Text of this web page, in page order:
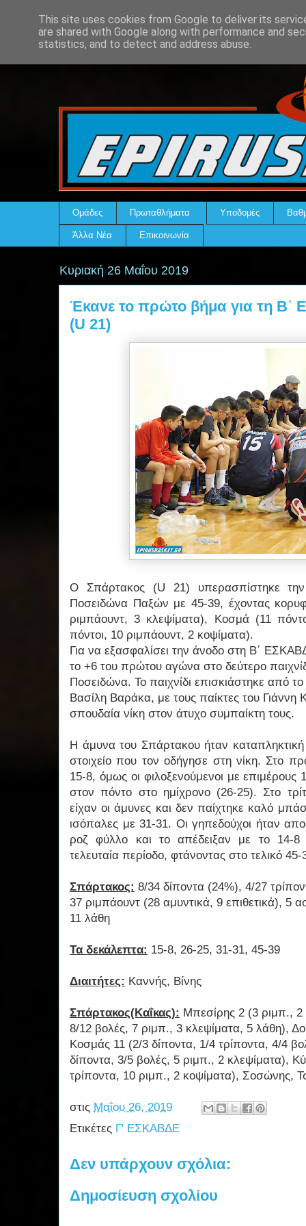
Ομάδες Πρωταθλήματα Υποδομές
Άλλα Νέα Επικοινωνία
Κυριακή 26 Μαΐου 2019
Έκανε το πρώτο βήμα για τη
(U 21)
Ο Σπάρτακος (U 21) υπερασπίστηκε
Ποσειδώνα Παξών με 45-39, έχοντας
ριμπάουντ, 3 κλεψίματα), Κοσμά (11
πόντοι, 10 ριμπάουντ, 2 κοψίματα).
Για να εξασφαλίσει την άνοδο στη Β΄
το +6 του πρώτου αγώνα στο δεύτερο
Ποσειδώνα. Το παιχνίδι επισκιάστηκε από
Βασίλη Βαράκα, με τους παίκτες του Γιάννη
σπουδαία νίκη στον άτυχο συμπαίκτη τους.
Η άμυνα του Σπάρτακου ήταν καταπληκτική
στοιχείο που τον οδήγησε στη νίκη. Στο
15-8, όμως οι φιλοξενούμενοι με
στον πόντο στο ημίχρονο (26-25). Στο
είχαν οι άμυνες και δεν παίχτηκε καλό
ισόπαλες με 31-31. Οι γηπεδούχοι ήταν
ροζ φύλλο και το απέδειξαν με το 14-8
τελευταία περίοδο, φτάνοντας στο τελικό 45-
Σπάρτακος: 8/34 δίποντα (24%), 4/27
37 ριμπάουντ (28 αμυντικά, 9 επιθετικά), 5
11 λάθη
Τα δεκάλεπτα: 15-8, 26-25, 31-31, 45-39
Διαιτήτες: Καννής, Βίνης
Σπάρτακος(Καΐκας): Μπεσίρης 2 (3 ριμπ., 2
8/12 βολές, 7 ριμπ., 3 κλεψίματα, 5 λάθη),
Κοσμάς 11 (2/3 δίποντα, 1/4 τρίποντα, 4/4
δίποντα, 3/5 βολές, 5 ριμπ., 2 κλεψίματα),
τρίποντα, 10 ριμπ., 2 κοψίματα), Σοσώνης,
στις Μαΐου 26, 2019
Ετικέτες Γ' ΕΣΚΑΒΔΕ
Δεν υπάρχουν σχόλια:
Δημοσίευση σχολίου
This site uses cookies from Google to deliver its
are shared with Google along with performance and
statistics, and to detect and address abuse.